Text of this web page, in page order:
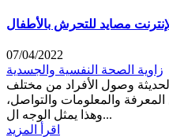
مصايد للتحرش بالأطفال
07/04/2022
زاوية الصحة النفسية والجسدية
وصول الأفراد من مختلف
والمعلومات والتواصل،
وهذا يمثل الوجه ال...
اقرأ المزيد